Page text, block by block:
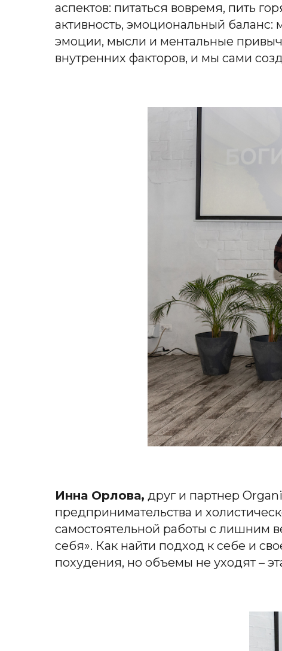
аспектов: питаться вовремя, пить
активность, эмоциональный баланс:
эмоции, мысли и ментальные
внутренних факторов, и мы сами
Инна Орлова, друг и партнер
предпринимательства и
самостоятельной работы с лишним
себя». Как найти подход к себе и
похудения, но объемы не уходят –